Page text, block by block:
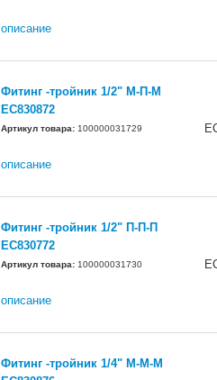
описание
Фитинг -тройник 1/2" М-П-М
EC830872
Артикул товара: 100000031729
описание
Фитинг -тройник 1/2" П-П-П
EC830772
Артикул товара: 100000031730
описание
Фитинг -тройник 1/4" М-М-М